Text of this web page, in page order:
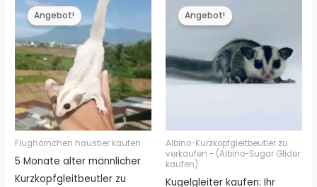
Angebot!
Flughörnchen haustier kaufen
5 Monate alter männlicher
Kurzkopfgleitbeutler zu
Angebot!
Albino-Kurzkopfgleitbeutler zu
verkaufen - (Albino-Sugar Glider
kaufen)
Kugelgleiter kaufen: Ihr